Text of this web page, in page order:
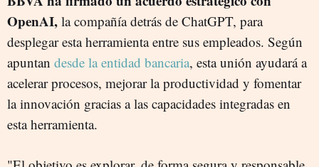
OpenAI, la compañía detrás de ChatGPT, para
desplegar esta herramienta entre sus empleados. Según
apuntan desde la entidad bancaria, esta unión ayudará a
acelerar procesos, mejorar la productividad y fomentar
la innovación gracias a las capacidades integradas en
esta herramienta.